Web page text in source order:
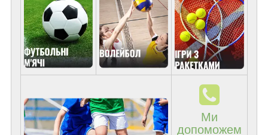
Ми
допоможем